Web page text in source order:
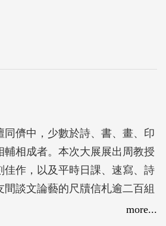
同儕中，少數於詩、書、畫、印
輔相成者。本次大展展出周教授
佳作，以及平時日課、速寫、詩
談文論藝的尺牘信札逾二百組
以來對書畫金石與國學詩詞錘鍊
more...